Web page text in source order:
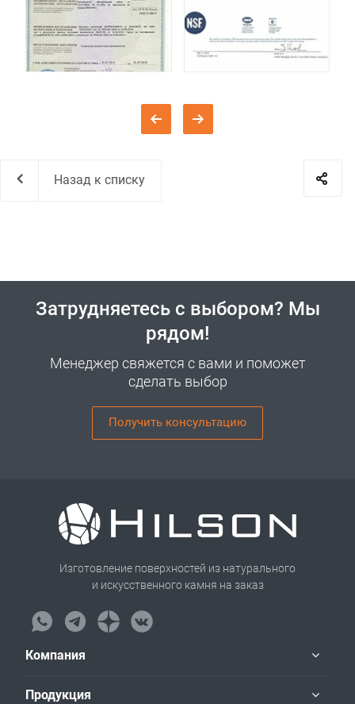
Назад к списку
Затрудняетесь с выбором? Мы
рядом!
Менеджер свяжется с вами и поможет
сделать выбор
Получить консультацию
Изготовление поверхностей из натурального
и искусственного камня на заказ
Компания
Продукция